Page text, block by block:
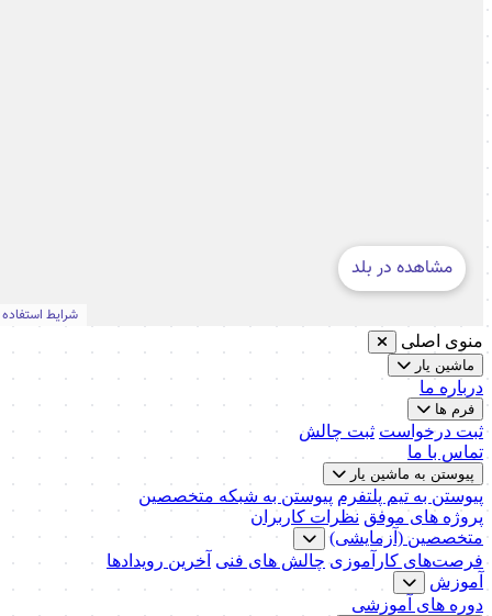
منوی اصلی
ماشین یار
درباره ما
فرم ها
ثبت درخواست ثبت چالش
تماس با ما
پیوستن به ماشین یار
پیوستن به تیم پلتفرم پیوستن به شبکه متخصصین
پروژه های موفق نظرات کاربران
متخصصین (آزمایشی)
فرصت‌های کارآموزی چالش های فنی آخرین رویدادها
آموزش
دوره های آموزشی